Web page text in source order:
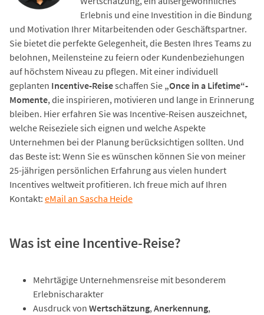
Erlebnis und eine Investition in die Bindung
und Motivation Ihrer Mitarbeitenden oder Geschäftspartner.
Sie bietet die perfekte Gelegenheit, die Besten Ihres Teams zu
belohnen, Meilensteine zu feiern oder Kundenbeziehungen
auf höchstem Niveau zu pflegen. Mit einer individuell
geplanten Incentive-Reiseschaffen Sie „Once in a Lifetime“-
Momente, die inspirieren, motivieren und lange in Erinnerung
bleiben. Hier erfahren Sie was Incentive-Reisen auszeichnet,
welche Reiseziele sich eignen und welche Aspekte
Unternehmen bei der Planung berücksichtigen sollten. Und
das Beste ist: Wenn Sie es wünschen können Sie von meiner
25-jährigen persönlichen Erfahrung aus vielen hundert
Incentives weltweit profitieren. Ich freue mich auf Ihren
Kontakt: eMail an Sascha Heide
Was ist eine Incentive-Reise?
Mehrtägige Unternehmensreise mit besonderem
Erlebnischarakter
Ausdruck von Wertschätzung, Anerkennung,